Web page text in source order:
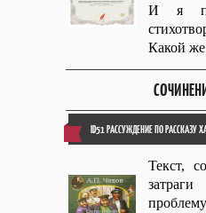
И я
Какой
ID51 РАССУЖДЕНИЕ ПО РАССКАЗУ
Текст,